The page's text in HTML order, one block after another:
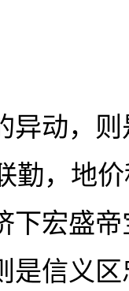
异动，
勤，地
下宏盛
是信义